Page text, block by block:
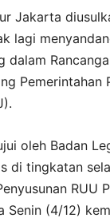
Jakarta
lagi
dalam
Pemerintahan
oleh Badan
di tingkatan
RUU
Senin (4/12)